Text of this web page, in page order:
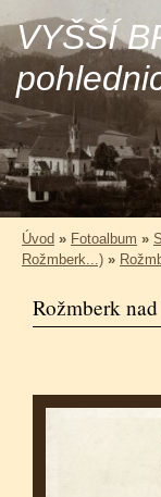
VYŠŠÍ
Úvod » Fotoalbum »
Rožmberk...) »
Rožmberk